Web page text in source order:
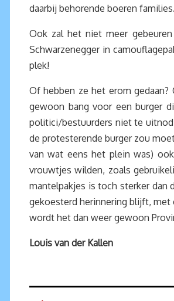
daarbij behorende boeren
Ook zal het niet meer
Schwarzenegger in
plek!
Of hebben ze het erom
gewoon bang voor een burger
politici/bestuurders niet te
de protesterende burger zou
van wat eens het plein was)
vrouwtjes wilden, zoals
mantelpakjes is toch sterker dan
gekoesterd herinnering blijft, met
wordt het dan weer gewoon
Louis van der Kallen